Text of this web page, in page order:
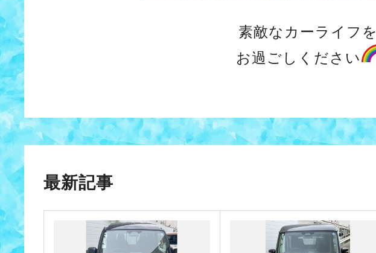
素敵なカーライフを
お過ごしください
最新記事